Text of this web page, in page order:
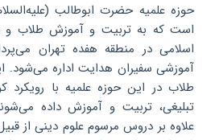
حوزه علمیه حضرت ابوطالب
است که به تربیت و آموزش طلاب و
اسلامی در منطقه هفده تهران
آموزشی سفیران هدایت اداره می‌شود.
طلاب در این حوزه علمیه با رویکرد
تبلیغی، تربیت و آموزش داده
علاوه بر دروس مرسوم علوم دینی از